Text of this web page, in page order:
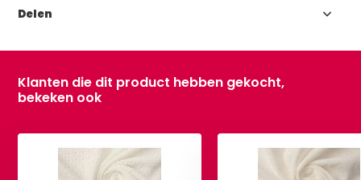
Delen
Klanten die dit product hebben gekocht,
bekeken ook